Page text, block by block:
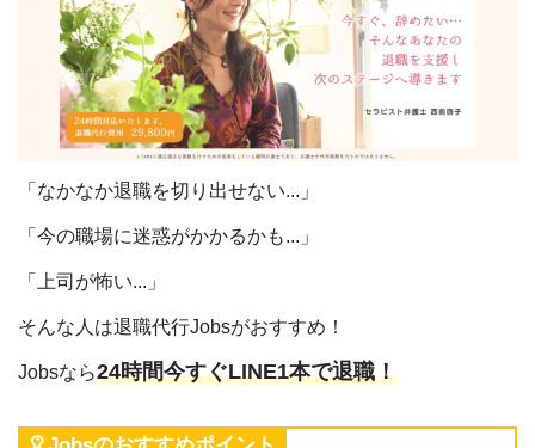
「なかなか退職を切り出せない...」
「今の職場に迷惑がかかるかも...」
「上司が怖い...」
そんな人は退職代行Jobsがおすすめ！
Jobsなら24時間今すぐLINE1本で退職！